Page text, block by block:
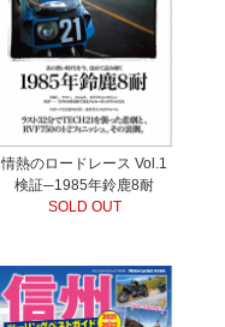
情熱のロードレース Vol.1
検証─1985年鈴鹿8耐
SOLD OUT